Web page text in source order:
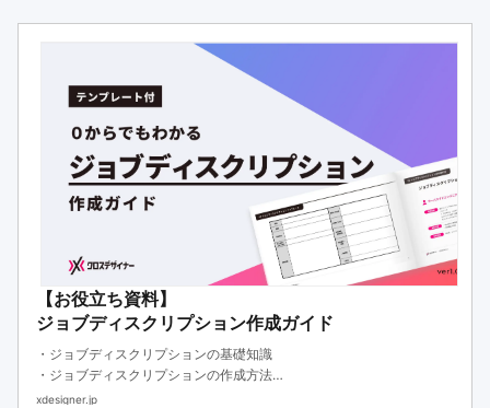
【お役立ち資料】
ジョブディスクリプション作成ガイド
・ジョブディスクリプションの基礎知識
・ジョブディスクリプションの作成方法
・ジョブディスクリプションのテンプレート
xdesigner.jp